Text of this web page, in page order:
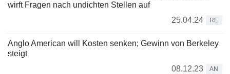
wirft Fragen nach undichten Stellen auf
25.04.24
RE
Anglo American will Kosten senken; Gewinn von Berkeley
steigt
08.12.23
AN